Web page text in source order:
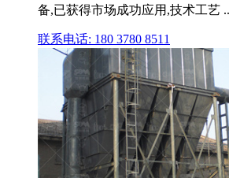
备,已获得市场成功应用,技术工艺
联系电话: 180 3780 8511